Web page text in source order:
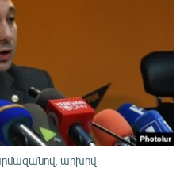
արխիվ